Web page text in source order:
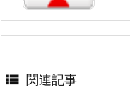
 関連記事